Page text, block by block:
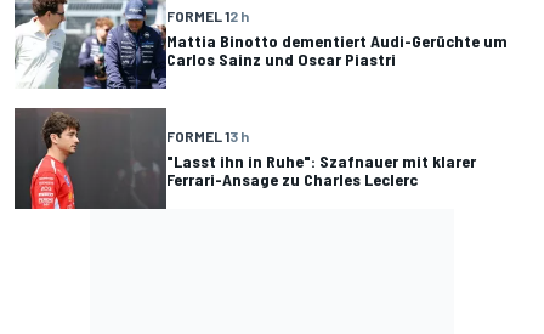
FORMEL 12 h
Mattia Binotto dementiert Audi-Gerüchte um
Carlos Sainz und Oscar Piastri
FORMEL 13 h
"Lasst ihn in Ruhe": Szafnauer mit klarer
Ferrari-Ansage zu Charles Leclerc